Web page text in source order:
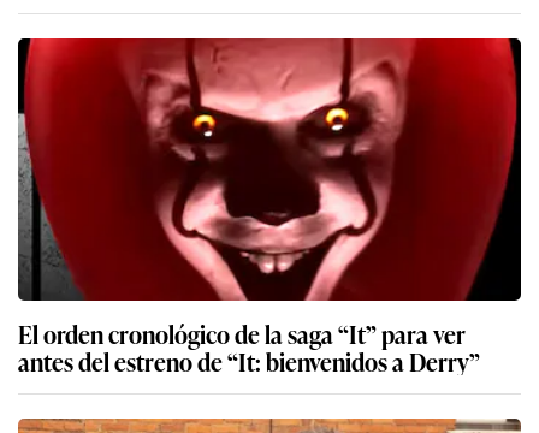
El orden cronológico de la saga “It” para ver
antes del estreno de “It: bienvenidos a Derry”